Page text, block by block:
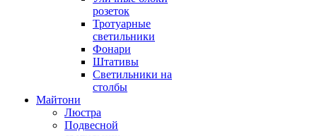
розеток
Тротуарные
светильники
Фонари
Штативы
Светильники на
столбы
Майтони
Люстра
Подвесной